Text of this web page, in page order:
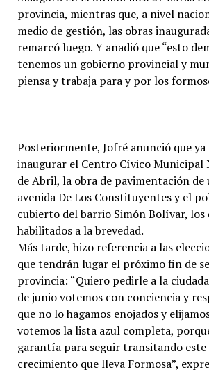
provincia, mientras que, a nivel
medio de gestión, las obras
remarcó luego. Y añadió que “esto
tenemos un gobierno provincial y
piensa y trabaja para y por los
Posteriormente, Jofré anunció que
inaugurar el Centro Cívico Municipal
de Abril, la obra de pavimentación
avenida De Los Constituyentes y el
cubierto del barrio Simón Bolívar, los
habilitados a la brevedad.
Más tarde, hizo referencia a las
que tendrán lugar el próximo fin de
provincia: “Quiero pedirle a la
de junio votemos con conciencia y
que no lo hagamos enojados y
votemos la lista azul completa,
garantía para seguir transitando este
crecimiento que lleva Formosa”,